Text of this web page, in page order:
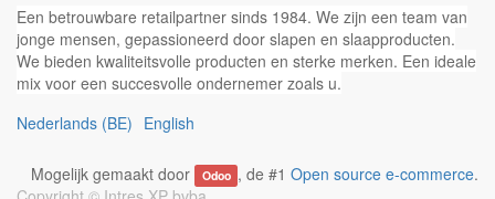
Een betrouwbare retailpartner sinds 1984. We zijn een team van
jonge mensen, gepassioneerd door slapen en slaapproducten.
We bieden kwaliteitsvolle producten en sterke merken. Een ideale
mix voor een succesvolle ondernemer zoals u.
Nederlands (BE) English
Mogelijk gemaakt door Odoo , de #1 Open source e-commerce.